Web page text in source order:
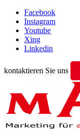
Facebook
Instagram
Youtube
Xing
Linkedin
kontaktieren Sie uns